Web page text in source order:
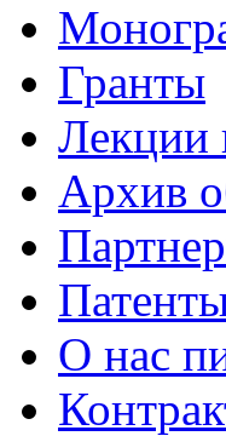
Гранты
Лекции
Архив
О нас